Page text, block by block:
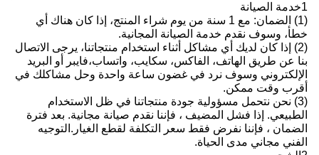
1خدمة الصيانة
(1) الضمان: مع 1 سنة من يوم شراء المنتج، إذا كان هناك أي
خطأ، وسوف نقدم خدمة الصيانة المجانية.
(2) إذا كان لديك أي مشاكل أثناء استخدام منتجاتنا، يرجى الاتصال
بنا عن طريق الهاتف، الفاكس، سكايب، واتساب،فايبر أو البريد
الإلكتروني وسوف نرد في غضون ساعة واحدة وحل مشاكلك في
أقرب وقت ممكن.
(3) نحن نتحمل مسؤولية جودة منتجاتنا في ظل الاستخدام
الطبيعي. إذا فشل المضيف ، فإننا نقدم صيانة مجانية. بعد فترة
الضمان ، فإننا نفرض فقط سعر التكلفة لقطع الغيار.التوجيه
الفني مجاني مدى الحياة.